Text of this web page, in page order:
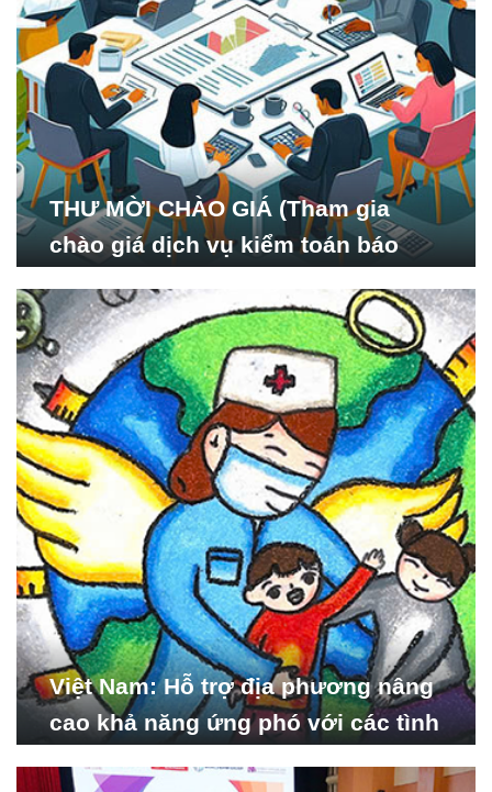
THƯ MỜI CHÀO GIÁ (Tham gia
chào giá dịch vụ kiểm toán báo
Nghiên cứu Phát triển Xã
hội_ISDS)
Việt Nam: Hỗ trợ địa phương nâng
cao khả năng ứng phó với các tình